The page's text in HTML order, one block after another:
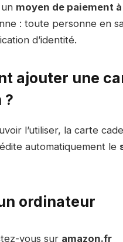
moyen de paiement
: toute personne en
d’identité.
ajouter une
?
l’utiliser, la carte
automatiquement le
ordinateur
vous sur amazon.fr